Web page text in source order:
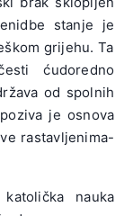
stanje je
grijehu. Ta
ćudoredno
od spolnih
je osnova
rastavljenima-
nauka